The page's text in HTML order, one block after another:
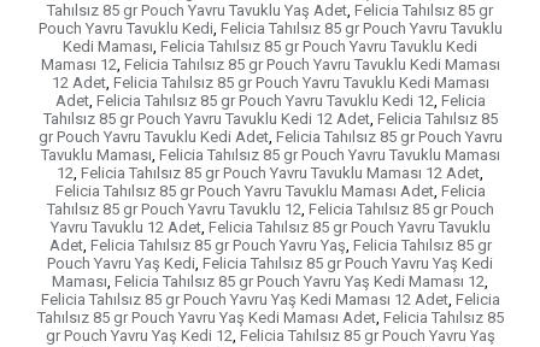
Tahılsız 85 gr Pouch Yavru Tavuklu Yaş Adet Felicia Tahılsız 85 gr
Pouch Yavru Tavuklu Kedi Felicia Tahılsız 85 gr Pouch Yavru Tavuklu
Kedi Maması Felicia Tahılsız 85 gr Pouch Yavru Tavuklu Kedi
Maması 12 Felicia Tahılsız 85 gr Pouch Yavru Tavuklu Kedi Maması
12 Adet, Felicia Tahılsız 85 gr Pouch Yavru Tavuklu Kedi Maması
Adet, Felicia Tahılsız 85 gr Pouch Yavru Tavuklu Kedi 12 Felicia
Tahılsız 85 gr Pouch Yavru Tavuklu Kedi 12 Adet, Felicia Tahılsız 85
gr Pouch Yavru Tavuklu Kedi Adet, Felicia Tahılsız 85 gr Pouch Yavru
Tavuklu Maması Felicia Tahılsız 85 gr Pouch Yavru Tavuklu Maması
12 Felicia Tahılsız 85 gr Pouch Yavru Tavuklu Maması 12 Adet
Felicia Tahılsız 85 gr Pouch Yavru Tavuklu Maması Adet, Felicia
Tahılsız 85 gr Pouch Yavru Tavuklu 12 Felicia Tahılsız 85 gr Pouch
Yavru Tavuklu 12 Adet, Felicia Tahılsız 85 gr Pouch Yavru Tavuklu
Adet, Felicia Tahılsız 85 gr Pouch Yavru Yaş Felicia Tahılsız 85 gr
Pouch Yavru Yaş Kedi Felicia Tahılsız 85 gr Pouch Yavru Yaş Kedi
Maması Felicia Tahılsız 85 gr Pouch Yavru Yaş Kedi Maması 12
Felicia Tahılsız 85 gr Pouch Yavru Yaş Kedi Maması 12 Adet, Felicia
Tahılsız 85 gr Pouch Yavru Yaş Kedi Maması Adet, Felicia Tahılsız 85
gr Pouch Yavru Yaş Kedi 12 Felicia Tahılsız 85 gr Pouch Yavru Yaş